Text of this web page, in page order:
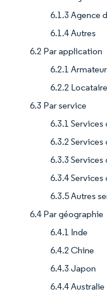
6.1.3 Agence
6.1.4 Autres
6.2 Par application
6.2.1 Armateur
6.2.2 Locataire
6.3 Par service
6.3.1 Services
6.3.2
6.3.3
6.3.4
6.3.5 Autres
6.4 Par géographie
6.4.1 Inde
6.4.2 Chine
6.4.3 Japon
6.4.4 Australie